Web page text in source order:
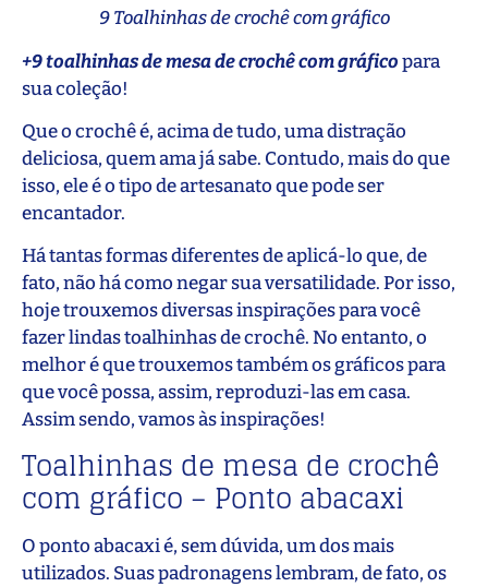
9 Toalhinhas de crochê com gráfico
+9toalhinhas de mesa de crochê com gráficopara
sua coleção!
Que o crochê é, acima de tudo, uma distração
deliciosa, quem ama já sabe. Contudo, mais do que
isso, ele é o tipo de artesanato que pode ser
encantador.
Há tantas formas diferentes de aplicá-lo que, de
fato, não há como negar sua versatilidade. Por isso,
hoje trouxemos diversas inspirações para você
fazer lindas toalhinhas de crochê. No entanto, o
melhor é que trouxemos também os gráficos para
que você possa, assim, reproduzi-las em casa.
Assim sendo, vamos às inspirações!
Toalhinhas de mesa de crochê
com gráfico – Ponto abacaxi
O ponto abacaxi é, sem dúvida, um dos mais
utilizados. Suas padronagens lembram, de fato, os